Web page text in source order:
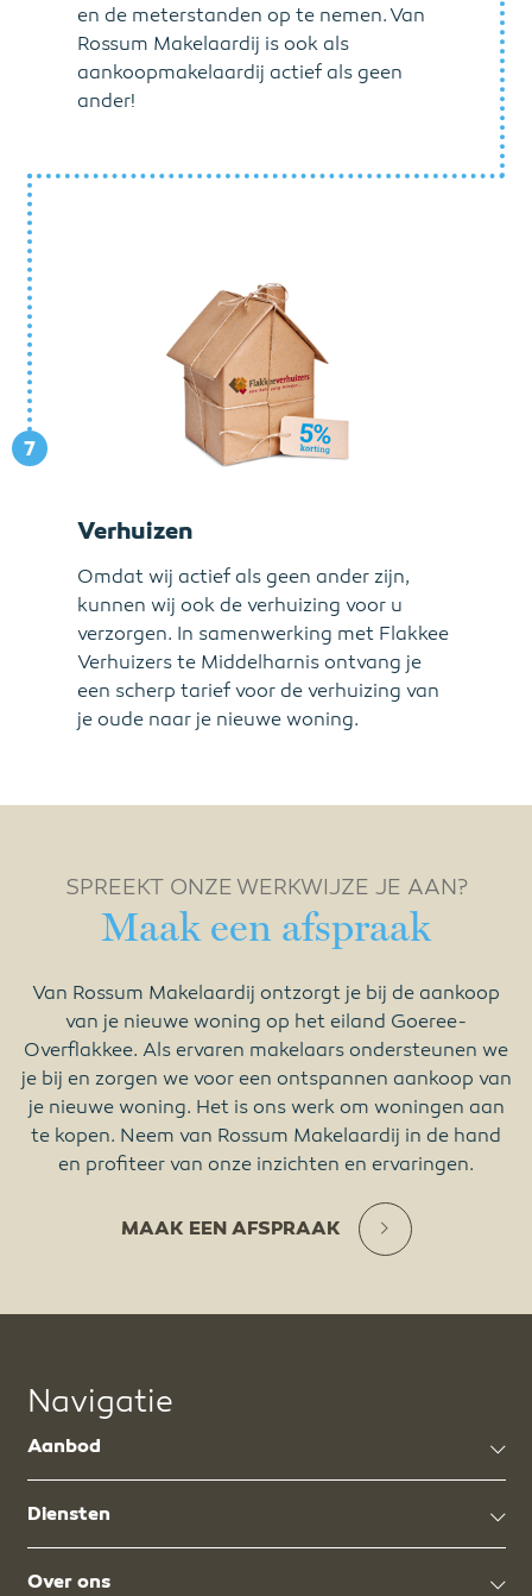
en de meterstanden op te nemen. Van
Rossum Makelaardij is ook als
aankoopmakelaardij actief als geen
ander!
7
Verhuizen
Omdat wij actief als geen ander zijn,
kunnen wij ook de verhuizing voor u
verzorgen. In samenwerking met Flakkee
Verhuizers te Middelharnis ontvang je
een scherp tarief voor de verhuizing van
je oude naar je nieuwe woning.
SPREEKT ONZE WERKWIJZE JE AAN?
Maak een afspraak
Van Rossum Makelaardij ontzorgt je bij de aankoop
van je nieuwe woning op het eiland Goeree-
Overflakkee. Als ervaren makelaars ondersteunen we
je bij en zorgen we voor een ontspannen aankoop van
je nieuwe woning. Het is ons werk om woningen aan
te kopen. Neem van Rossum Makelaardij in de hand
en profiteer van onze inzichten en ervaringen.
MAAK EEN AFSPRAAK
Navigatie
Aanbod
Diensten
Over ons